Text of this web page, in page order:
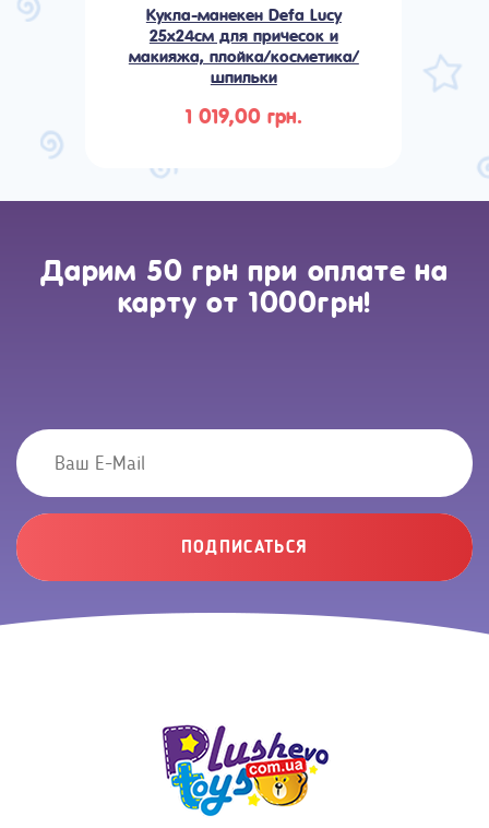
Кукла-манекен Defa Lucy
25x24см для причесок и
макияжа, плойка/косметика/
шпильки
1 019,00 грн.
Дарим 50 грн при оплате на
карту от 1000грн!
ПОДПИСАТЬСЯ